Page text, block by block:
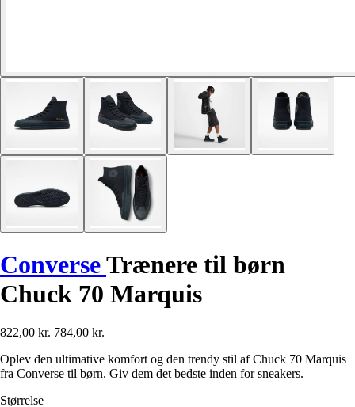
ConverseTrænere til børn
Chuck 70 Marquis
822,00 kr. 784,00 kr.
Oplev den ultimative komfort og den trendy stil af Chuck 70 Marquis
fra Converse til børn. Giv dem det bedste inden for sneakers.
Størrelse